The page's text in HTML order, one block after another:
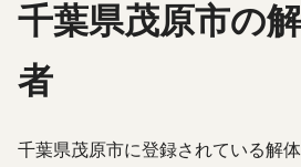
千葉県茂原市の
者
千葉県茂原市に登録されている解